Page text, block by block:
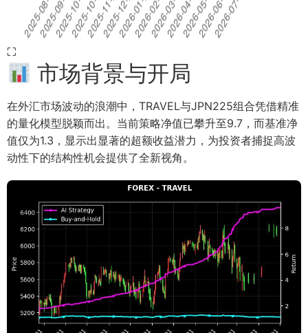
⛶
市场背景与开局
在外汇市场波动的浪潮中，TRAVEL与JPN225组合凭借精准
的量化模型脱颖而出。当前策略净值已攀升至9.7，而基准净
值仅为1.3，显示出显著的超额收益潜力，为投资者捕捉高波
动性下的结构性机会提供了全新视角。